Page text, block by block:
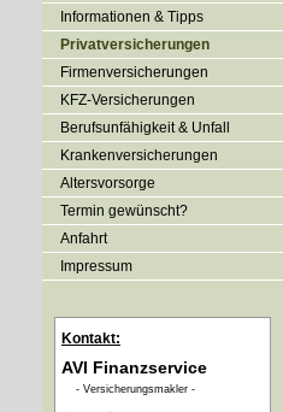
Informationen & Tipps
Privatversicherungen
Firmenversicherungen
KFZ-Versicherungen
Berufsunfähigkeit & Unfall
Kranken­ver­si­che­rungen
Alters­vorsorge
Termin gewünscht?
Anfahrt
Impressum
Kontakt:
AVI Finanzservice
- Ver­sicherungs­makler -